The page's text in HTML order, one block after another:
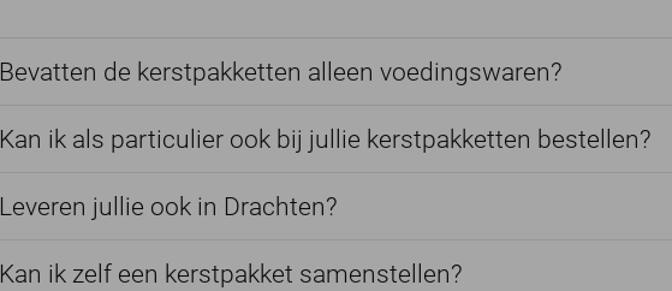
Bevatten de kerstpakketten alleen voedingswaren?
Kan ik als particulier ook bij jullie kerstpakketten bestellen?
Leveren jullie ook in Drachten?
Kan ik zelf een kerstpakket samenstellen?